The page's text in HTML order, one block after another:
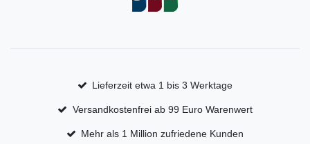
Lieferzeit etwa 1 bis 3 Werktage
Versandkostenfrei ab 99 Euro Warenwert
Mehr als 1 Million zufriedene Kunden